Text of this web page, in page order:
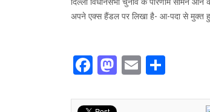
अपने एक्स हैंडल पर लिखा है- आ-पदा से मुक्त
Facebook
Mastodon
Email